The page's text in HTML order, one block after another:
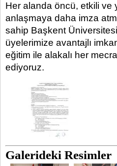
Her alanda öncü, etkili ve
anlaşmaya daha imza
sahip Başkent
üyelerimize avantajlı
eğitim ile alakalı her
ediyoruz.
Galerideki Resimler